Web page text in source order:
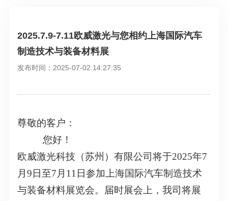
2025.7.9-7.11欧威激光与您相约上海国际汽车
制造技术与装备材料展
发布时间：2025-07-02 14:27:35
尊敬的客户：
您好！
欧威激光科技 （苏州）有限公司将于2025年7
月9日至7月11日参加上海国际汽车制造技术
与装备材料展览会。届时展会上，我司将展